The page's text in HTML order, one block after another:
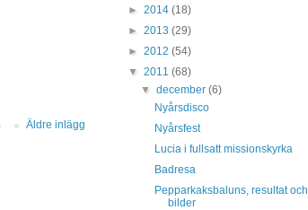
Äldre inlägg
► 2014 (18)
► 2013 (29)
► 2012 (54)
▼ 2011 (68)
▼december(6)
Nyårsdisco
Nyårsfest
Lucia i fullsatt missionskyrka
Badresa
Pepparkaksbaluns, resultat och
bilder